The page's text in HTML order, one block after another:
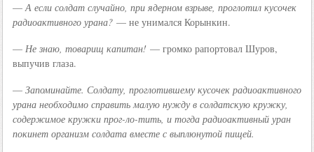
—А если солдат случайно, при ядерном взрыве, проглотил кусочек
радиоактивного урана?— не унимался Корынкин.
— Не знаю, товарищ капитан! — громко рапортовал Шуров,
выпучив глаза.
— Запоминайте. Солдату, проглотившему кусочек радиоактивного
урана необходимо справить малую нужду в солдатскую кружку,
содержимое кружки прог-ло-тить, и тогда радиоактивный уран
покинет организм солдата вместе с выплюнутой пищей.